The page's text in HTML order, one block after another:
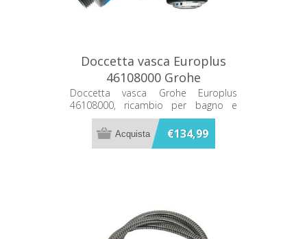
Doccetta vasca Europlus
46108000 Grohe
Doccetta vasca Grohe Europlus
46108000, ricambio per bagno e
rubinetteria.
€134,99